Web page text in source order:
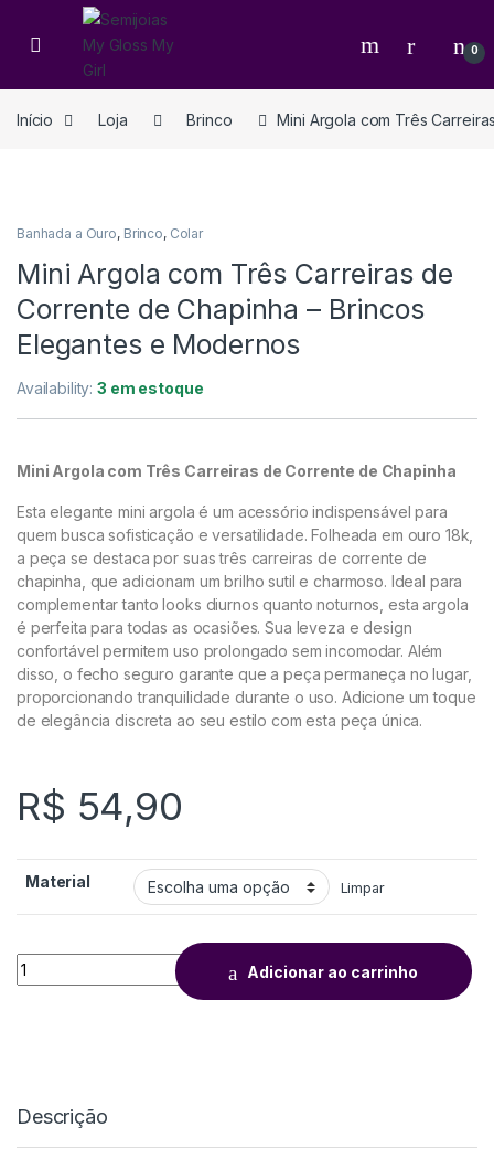
0
Início Loja Brinco Mini Argola com Três
Banhada a Ouro, Brinco, Colar
Mini Argola com Três Carreiras de
Corrente de Chapinha – Brincos
Elegantes e Modernos
Availability:3 em estoque
Mini Argola com Três Carreiras de Corrente de Chapinha
Esta elegante mini argola é um acessório indispensável para
quem busca sofisticação e versatilidade. Folheada em ouro 18k,
a peça se destaca por suas três carreiras de corrente de
chapinha, que adicionam um brilho sutil e charmoso. Ideal para
complementar tanto looks diurnos quanto noturnos, esta argola
é perfeita para todas as ocasiões. Sua leveza e design
confortável permitem uso prolongado sem incomodar. Além
disso, o fecho seguro garante que a peça permaneça no lugar,
proporcionando tranquilidade durante o uso. Adicione um toque
de elegância discreta ao seu estilo com esta peça única.
R$ 54,90
Material Limpar
Adicionar ao carrinho
Descrição